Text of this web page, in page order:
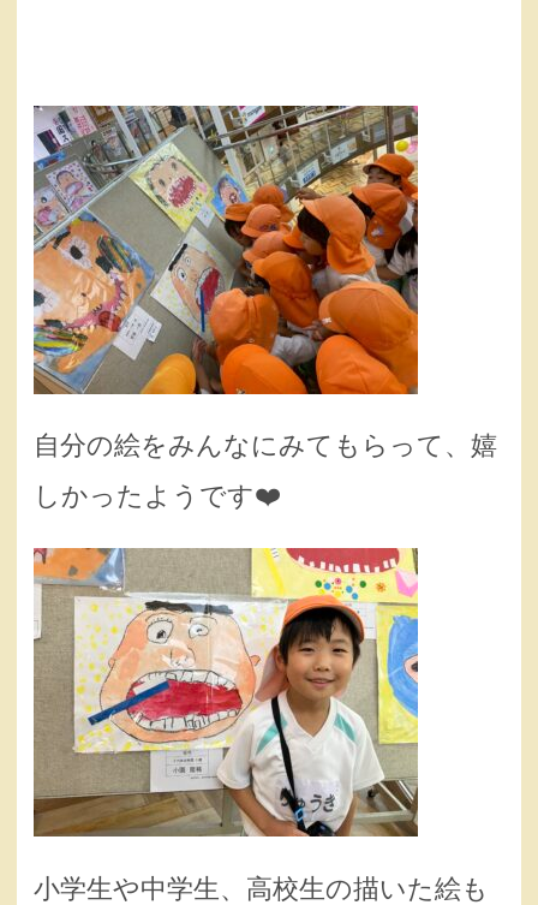
自分の絵をみんなにみてもらって、嬉
しかったようです❤️
小学生や中学生、高校生の描いた絵も